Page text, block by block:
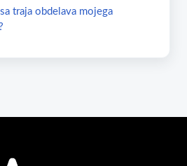
traja obdelava mojega